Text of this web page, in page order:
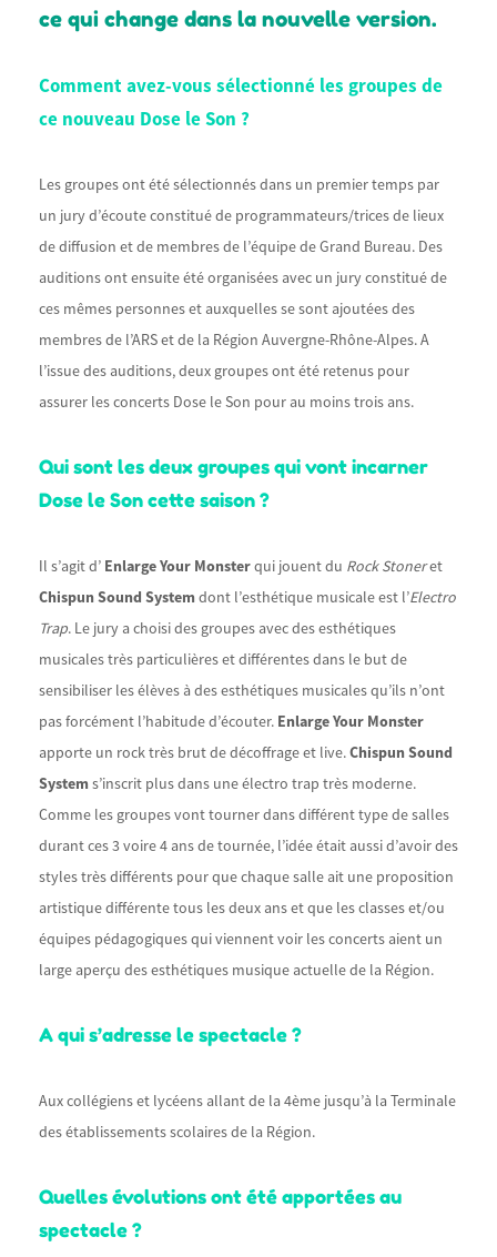
ce qui change dans la nouvelle version.
Comment avez-vous sélectionné les groupes de
ce nouveau Dose le Son ?
Les groupes ont été sélectionnés dans un premier temps par
un jury d’écoute constitué de programmateurs/trices de lieux
de diffusion et de membres de l’équipe de Grand Bureau. Des
auditions ont ensuite été organisées avec un jury constitué de
ces mêmes personnes et auxquelles se sont ajoutées des
membres de l’ARS et de la Région Auvergne-Rhône-Alpes. A
l’issue des auditions, deux groupes ont été retenus pour
assurer les concerts Dose le Son pour au moins trois ans.
Qui sont les deux groupes qui vont incarner
Dose le Son cette saison ?
Il s’agit d’ Enlarge Your Monsterqui jouent du Rock Stoneret
Chispun Sound Systemdont l’esthétique musicale est l’Electro
Trap. Le jury a choisi des groupes avec des esthétiques
musicales très particulières et différentes dans le but de
sensibiliser les élèves à des esthétiques musicales qu’ils n’ont
pas forcément l’habitude d’écouter. Enlarge Your Monster
apporte un rock très brut de décoffrage et live.Chispun Sound
Systems’inscrit plus dans une électro trap très moderne.
Comme les groupes vont tourner dans différent type de salles
durant ces 3 voire 4 ans de tournée, l’idée était aussi d’avoir des
styles très différents pour que chaque salle ait une proposition
artistique différente tous les deux ans et que les classes et/ou
équipes pédagogiques qui viennent voir les concerts aient un
large aperçu des esthétiques musique actuelle de la Région.
A qui s’adresse le spectacle ?
Aux collégiens et lycéens allant de la 4ème jusqu’à la Terminale
des établissements scolaires de la Région.
Quelles évolutions ont été apportéesau
spectacle ?